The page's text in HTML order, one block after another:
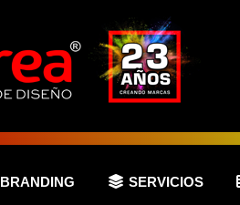
BRANDING SERVICIOS